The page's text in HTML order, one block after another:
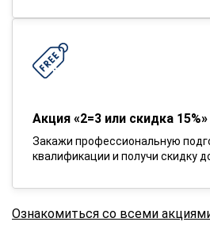
Акция «2=3 или скидка 15%»
Закажи профессиональную
квалификации и получи скидку
Ознакомиться со всеми